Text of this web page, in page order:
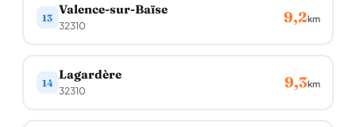
13
Valence-sur-Baïse
32310 9,2km
14
Lagardère
32310 9,3km